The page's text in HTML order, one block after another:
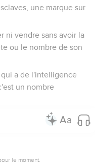
une marque sur
ni vendre sans avoir la
ou le nombre de son
a de l'intelligence
un nombre
le moment.